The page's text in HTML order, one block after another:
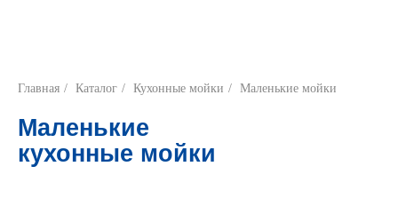
Главная / Каталог / Кухонные мойки / Маленькие мойки
Маленькие
кухонные мойки